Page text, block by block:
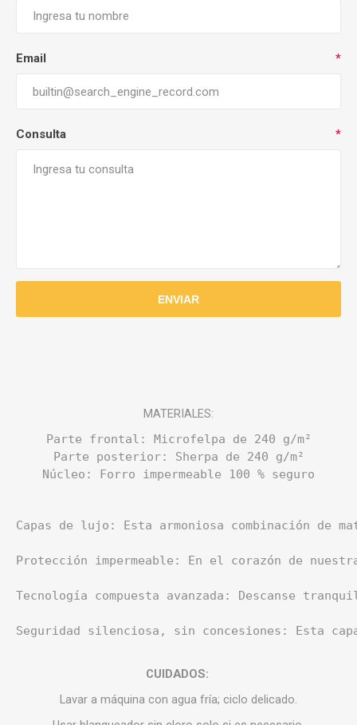
Email *
Consulta *
MATERIALES:
Parte frontal: Microfelpa de 240 g/m²
Parte posterior: Sherpa de 240 g/m²
Núcleo: Forro impermeable 100 % seguro
Capas de lujo: Esta armoniosa combinación de
Protección impermeable: En el corazón de
Tecnología compuesta avanzada: Descanse
Seguridad silenciosa, sin concesiones: Esta
CUIDADOS:
Lavar a máquina con agua fría; ciclo delicado.